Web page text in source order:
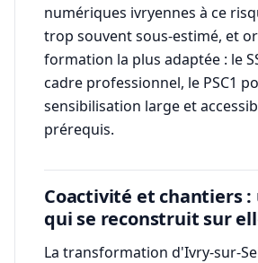
numériques ivryennes à ce
trop souvent sous-estimé, et
formation la plus adaptée : le
cadre professionnel, le PSC1
sensibilisation large et
prérequis.
Coactivité et chantiers :
qui se reconstruit sur
La transformation d'Ivry-sur-